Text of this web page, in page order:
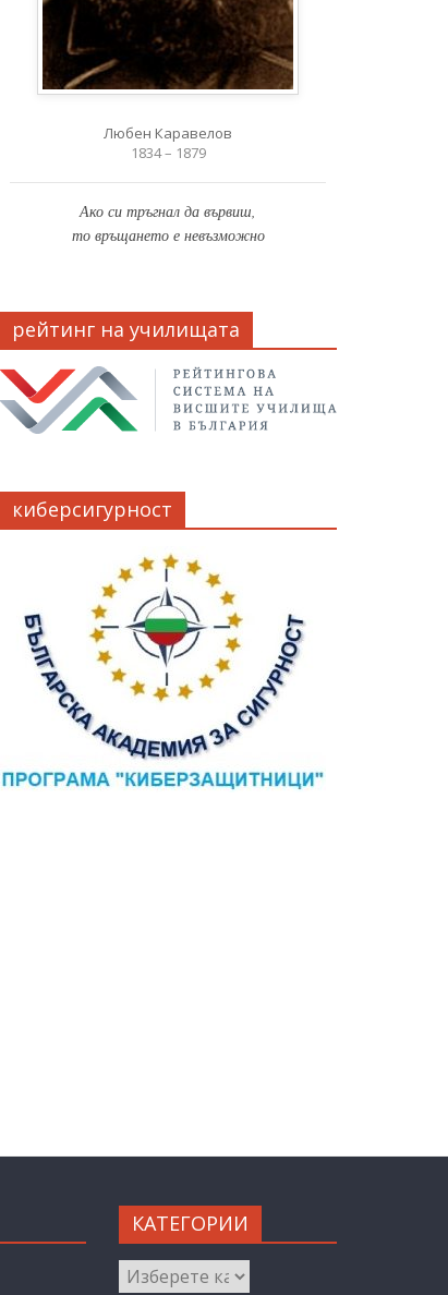
Любен Каравелов
1834 – 1879
Ако си тръгнал да вървиш,
то връщането е невъзможно
рейтинг на училищата
киберсигурност
КАТЕГОРИИ
КАТЕГОРИИ